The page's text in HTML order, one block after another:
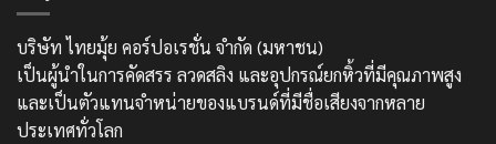
บริษัท ไทยมุ้ย คอร์ปอเรชั่น จำกัด (มหาชน)
เป็นผู้นำในการคัดสรร ลวดสลิง และอุปกรณ์ยกหิ้วที่มีคุณภาพสูง
และเป็นตัวแทนจำหน่ายของแบรนด์ที่มีชื่อเสียงจากหลาย
ประเทศทั่วโลก